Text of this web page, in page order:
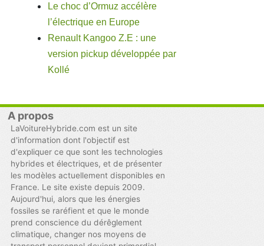
Le choc d’Ormuz accélère
l’électrique en Europe
Renault Kangoo Z.E : une
version pickup développée par
Kollé
A propos
LaVoitureHybride.com est un site
d'information dont l'objectif est
d'expliquer ce que sont les technologies
hybrides et électriques, et de présenter
les modèles actuellement disponibles en
France. Le site existe depuis 2009.
Aujourd'hui, alors que les énergies
fossiles se raréfient et que le monde
prend conscience du dérêglement
climatique, changer nos moyens de